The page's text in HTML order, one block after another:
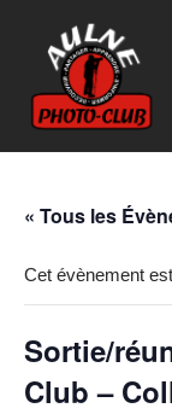
Aller
au
contenu
« Tous les
Cet évènement
Sortie/
Club –